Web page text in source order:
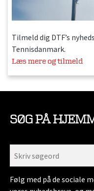
Tilmeld dig DTF’s
Tennisdanmark.
Læs mere og tilmeld
SØG PÅ
Følg med på de sociale